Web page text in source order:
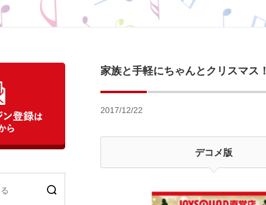
家族と手軽にちゃんとクリスマス！
2017/12/22
デコメ版